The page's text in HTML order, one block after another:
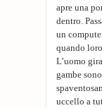
apre una
dentro.
un
quando
L’uomo
gambe
uccello a